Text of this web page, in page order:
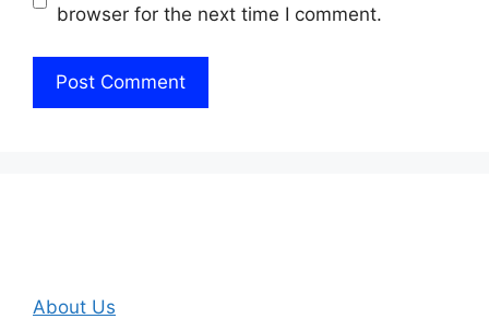
browser for the next time I comment.
About Us